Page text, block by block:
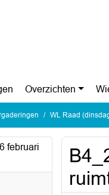
Overzichten
WL Raad
februari